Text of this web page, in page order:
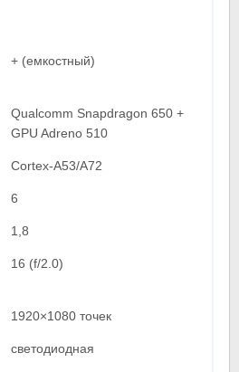
+ (емкостный)
Qualcomm Snapdragon 650 +
GPU Adreno 510
Cortex-A53/A72
6
1,8
16 (f/2.0)
1920×1080 точек
светодиодная